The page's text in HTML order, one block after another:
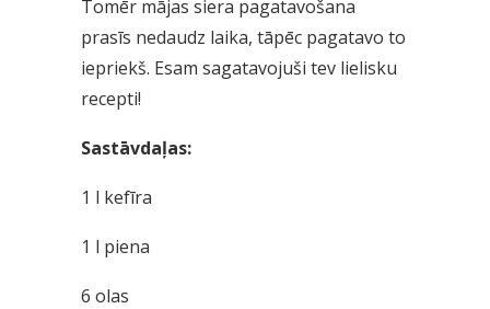
Tomēr mājas siera pagatavošana
prasīs nedaudz laika, tāpēc pagatavo to
iepriekš. Esam sagatavojuši tev lielisku
recepti!
Sastāvdaļas:
1 l kefīra
1 l piena
6 olas